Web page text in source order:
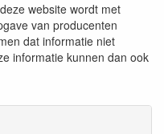
website wordt met
van producenten
dat informatie niet
informatie kunnen dan ook